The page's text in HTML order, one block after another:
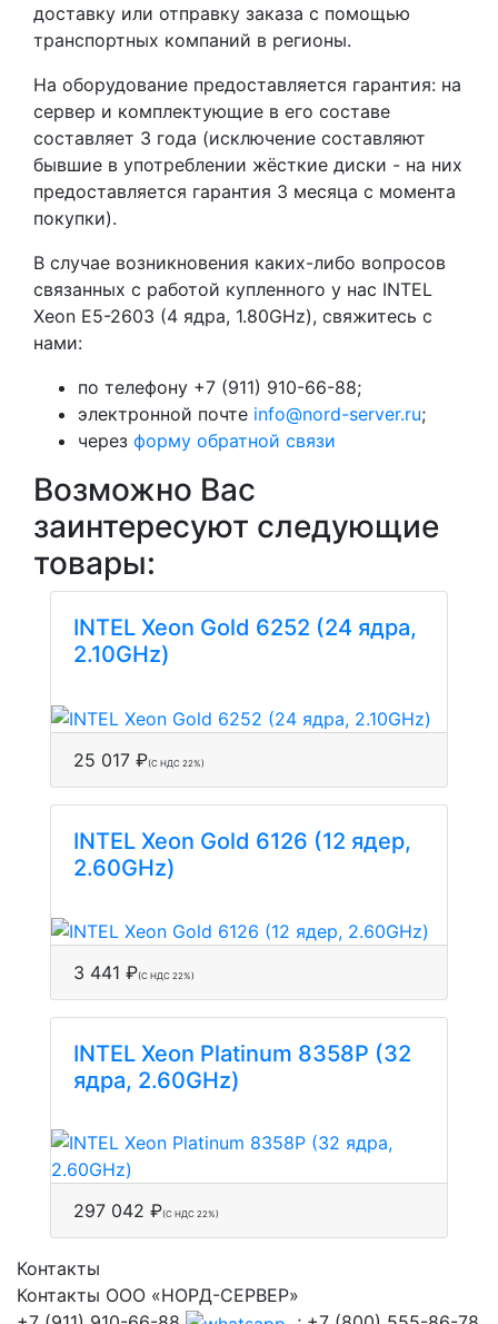
доставку или отправку заказа с помощью
транспортных компаний в регионы.
На оборудование предоставляется гарантия: на
сервер и комплектующие в его составе
составляет 3 года (исключение составляют
бывшие в употреблении жёсткие диски - на них
предоставляется гарантия 3 месяца с момента
покупки).
В случае возникновения каких-либо вопросов
связанных с работой купленного у нас INTEL
Xeon E5-2603 (4 ядра, 1.80GHz), свяжитесь с
нами:
по телефону +7 (911) 910-66-88;
электронной почте info@nord-server.ru;
через форму обратной связи
Возможно Вас
заинтересуют следующие
товары:
INTEL Xeon Gold 6252 (24 ядра,
2.10GHz)
25 017 ₽(С НДС 22%)
INTEL Xeon Gold 6126 (12 ядер,
2.60GHz)
3 441 ₽(С НДС 22%)
INTEL Xeon Platinum 8358P (32
ядра, 2.60GHz)
297 042 ₽(С НДС 22%)
Контакты
Контакты ООО «НОРД-СЕРВЕР»